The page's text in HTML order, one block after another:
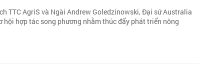
TTC AgriS và Ngài Andrew Goledzinowski, Đại sứ Australia
hội hợp tác song phương nhằm thúc đẩy phát triển nông